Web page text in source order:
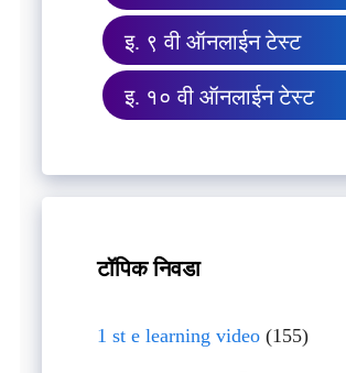
इ. ९ वी ऑनलाईन टेस्ट
इ. १० वी ऑनलाईन टेस्ट
टॉपिक निवडा
1 st e learning video(155)